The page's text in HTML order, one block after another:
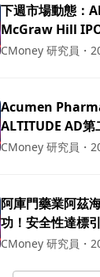
下週市場動態：
McGraw Hill
自駕車訊息
CMoney 研究員 ・
Acumen
ALTITUDE AD第
揭曉重要資料
CMoney 研究員 ・
阿庫門藥業阿茲
功！安全性達標
CMoney 研究員 ・